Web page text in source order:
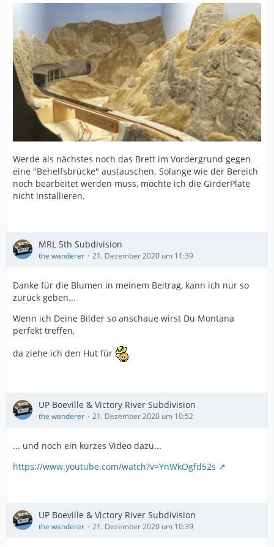
Werde als nächstes noch das Brett im Vordergrund gegen
eine "Behelfsbrücke" austauschen. Solange wie der Bereich
noch bearbeitet werden muss, möchte ich die GirderPlate
nicht installieren.
MRL 5th Subdivision
the wanderer 21. Dezember 2020 um 11:39
Danke für die Blumen in meinem Beitrag, kann ich nur so
zurück geben...
Wenn ich Deine Bilder so anschaue wirst Du Montana
perfekt treffen,
da ziehe ich den Hut für
UP Boeville & Victory River Subdivision
the wanderer 21. Dezember 2020 um 10:52
... und noch ein kurzes Video dazu...
https://www.youtube.com/watch?v=YnWkOgfd52s
UP Boeville & Victory River Subdivision
the wanderer 21. Dezember 2020 um 10:39